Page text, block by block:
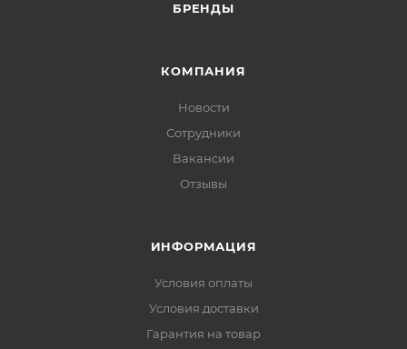
БРЕНДЫ
КОМПАНИЯ
Новости
Сотрудники
Вакансии
Отзывы
ИНФОРМАЦИЯ
Условия оплаты
Условия доставки
Гарантия на товар